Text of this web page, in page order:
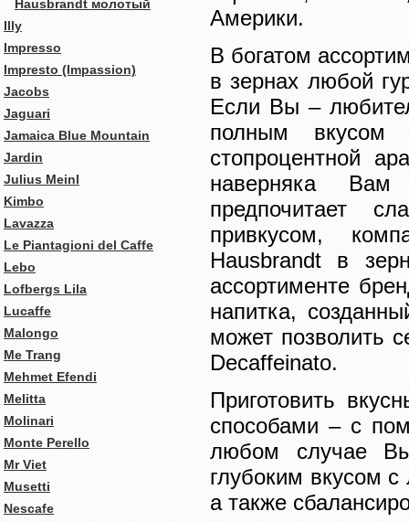
Hausbrandt молотый
Illy
Impresso
Impresto (Impassion)
Jacobs
Jaguari
Jamaica Blue Mountain
Jardin
Julius Meinl
Kimbo
Lavazza
Le Piantagioni del Caffe
Lebo
Lofbergs Lila
Lucaffe
Malongo
Me Trang
Mehmet Efendi
Melitta
Molinari
Monte Perello
Mr Viet
Musetti
Nescafe
Америки.
В богатом
в зернах любой
Если Вы –
полным
стопроцентной
наверняка
предпочитает
привкусом,
Hausbrandt в
ассортименте
напитка,
может позволить
Decaffeinato.
Приготовить
способами – с
любом случае
глубоким вкусом
а также